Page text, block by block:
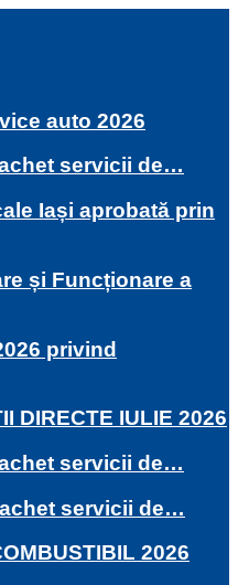
auto 2026
servicii de…
Iași aprobată prin
și Funcționare a
privind
DIRECTE IULIE 2026
servicii de…
servicii de…
2026